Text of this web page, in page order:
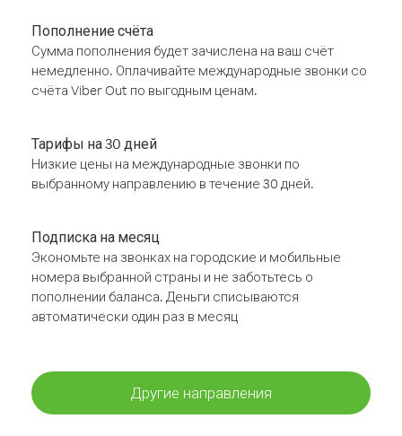
Пополнение счёта
Сумма пополнения будет зачислена на ваш счёт
немедленно. Оплачивайте международные звонки со
счёта Viber Out по выгодным ценам.
Тарифы на 30 дней
Низкие цены на международные звонки по
выбранному направлению в течение 30 дней.
Подписка на месяц
Экономьте на звонках на городские и мобильные
номера выбранной страны и не заботьтесь о
пополнении баланса. Деньги списываются
автоматически один раз в месяц
Другие направления